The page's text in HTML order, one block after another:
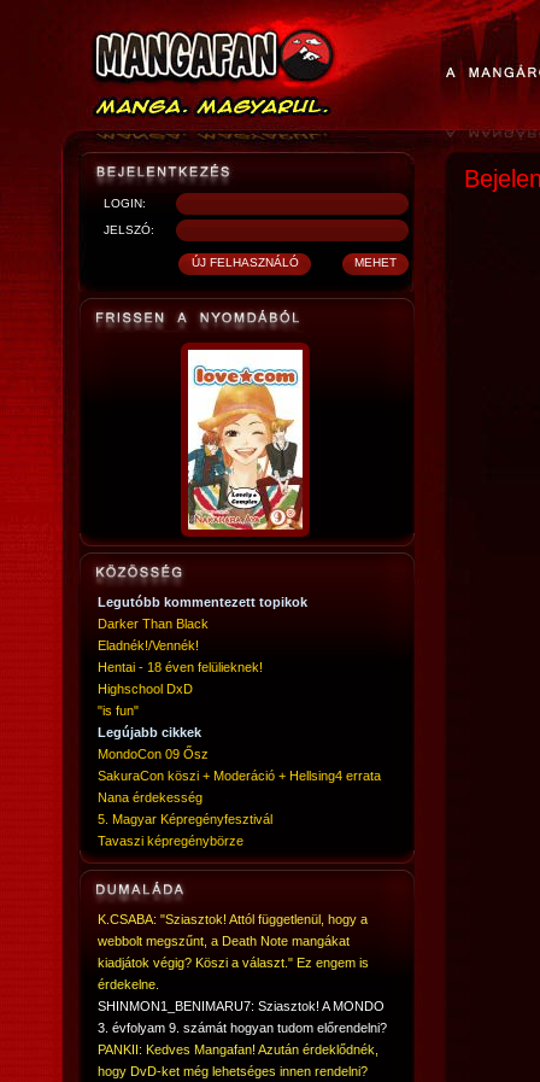
LOGIN:
JELSZÓ:
Legutóbb kommentezett topikok
Darker Than Black
Eladnék!/Vennék!
Hentai - 18 éven felülieknek!
Highschool DxD
"is fun"
Legújabb cikkek
MondoCon 09 Ősz
SakuraCon köszi + Moderáció + Hellsing4 errata
Nana érdekesség
5. Magyar Képregényfesztivál
Tavaszi képregénybörze
K.CSABA: "Sziasztok! Attól függetlenül, hogy a
webbolt megszűnt, a Death Note mangákat
kiadjátok végig? Köszi a választ." Ez engem is
érdekelne.
SHINMON1_BENIMARU7: Sziasztok! A MONDO
3. évfolyam 9. számát hogyan tudom előrendelni?
PANKII: Kedves Mangafan! Azután érdeklődnék,
hogy DvD-ket még lehetséges innen rendelni?